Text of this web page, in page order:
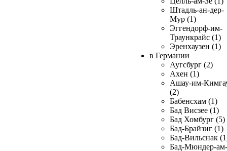
Штадль-ан-дер-
Мур (1)
Эггендорф-им-
Траункрайс (1)
Эренхаузен (1)
в Германии
Аугсбург (2)
Ахен (1)
Ашау-им-
(2)
Бабенсхам (1)
Бад Висзее (1)
Бад Хомбург (5)
Бад-Брайзиг (1)
Бад-Вильснак
Бад-Мюндер-ам-